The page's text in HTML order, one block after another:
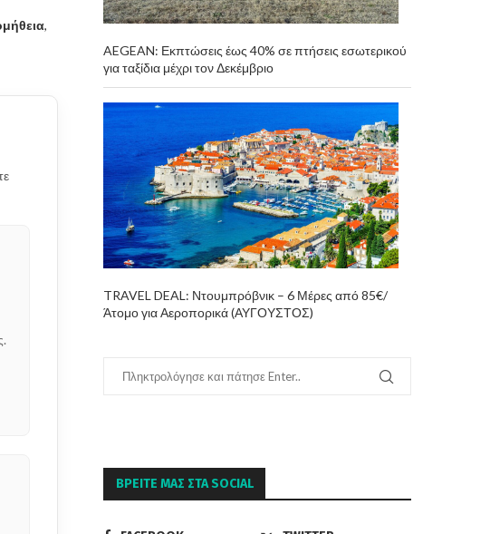
,
AEGEAN: Εκπτώσεις έως 40% σε πτήσεις εσωτερικού
για ταξίδια μέχρι τον Δεκέμβριο
TRAVEL DEAL: Ντουμπρόβνικ – 6 Μέρες από 85€/
Άτομο για Αεροπορικά (ΑΥΓΟΥΣΤΟΣ)
ΒΡΕΊΤΕ ΜΑΣ ΣΤΑ SOCIAL